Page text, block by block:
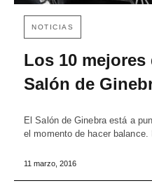
NOTICIAS
Los 10
Salón de
El Salón de Ginebra está a
el momento de hacer
11 marzo, 2016